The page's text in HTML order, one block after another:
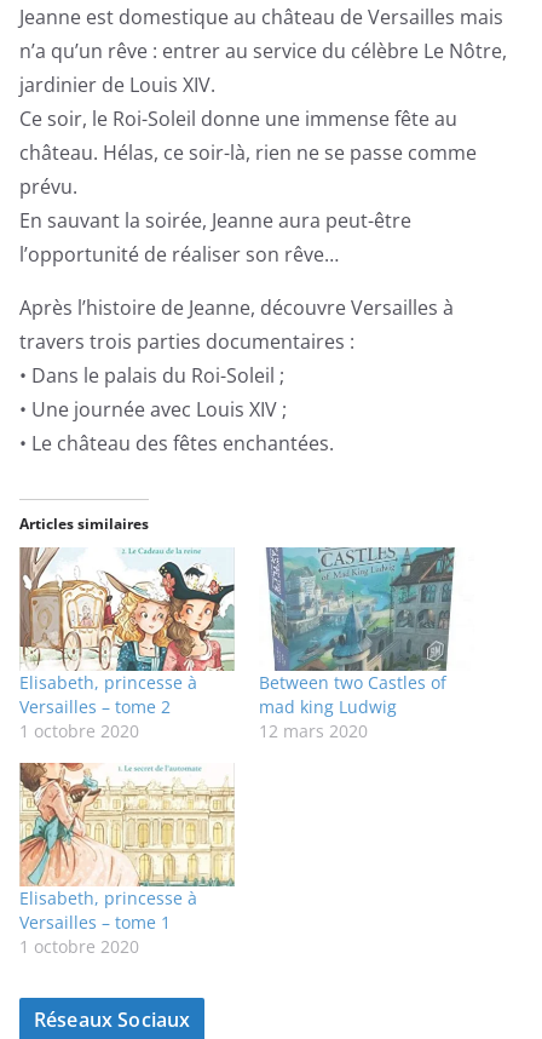
Jeanne est domestique au château de Versailles mais
n’a qu’un rêve : entrer au service du célèbre Le Nôtre,
jardinier de Louis XIV.
Ce soir, le Roi-Soleil donne une immense fête au
château. Hélas, ce soir-là, rien ne se passe comme
prévu.
En sauvant la soirée, Jeanne aura peut-être
l’opportunité de réaliser son rêve…
Après l’histoire de Jeanne, découvre Versailles à
travers trois parties documentaires :
• Dans le palais du Roi-Soleil ;
• Une journée avec Louis XIV ;
• Le château des fêtes enchantées.
Articles similaires
Elisabeth, princesse à
Versailles – tome 2
1 octobre 2020
Between two Castles of
mad king Ludwig
12 mars 2020
Elisabeth, princesse à
Versailles – tome 1
1 octobre 2020
Réseaux Sociaux